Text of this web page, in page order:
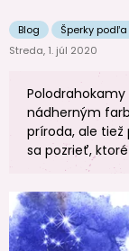
Blog Šperky
Streda, 1. júl 2020
nádherným
príroda, ale
sa pozrieť,